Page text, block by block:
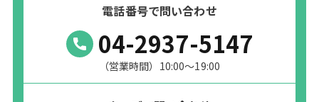
電話番号で問い合わせ
04-2937-5147
（営業時間）10:00～19:00